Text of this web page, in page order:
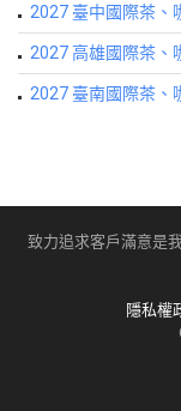
2027 臺中國際茶、
2027 高雄國際茶、
2027 臺南國際茶、
致力追求客戶滿意是
隱私權